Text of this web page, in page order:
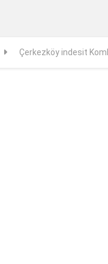
Çerkezköy indesit